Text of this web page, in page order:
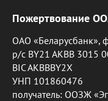
Пожертвование
ОАО «Беларусбанк»,
р/с BY21 AKBB 3015
BIC AKBBBY2X
УНП 101860476
получатель: ООЗЖ